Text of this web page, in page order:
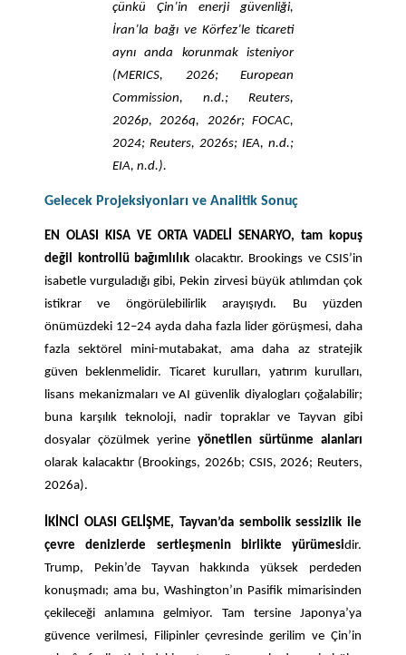
çünkü Çin’in enerji güvenliği,
İran’la bağı ve Körfez’le ticareti
aynı anda korunmak isteniyor
(MERICS, 2026; European
Commission, n.d.; Reuters,
2026p, 2026q, 2026r; FOCAC,
2024; Reuters, 2026s; IEA, n.d.;
EIA, n.d.).
Gelecek Projeksiyonları ve Analitik Sonuç
EN OLASI KISA VE ORTA VADELİ SENARYO, tam kopuş
değil kontrollü bağımlılık olacaktır. Brookings ve CSIS’in
isabetle vurguladığı gibi, Pekin zirvesi büyük atılımdan çok
istikrar ve öngörülebilirlik arayışıydı. Bu yüzden
önümüzdeki 12–24 ayda daha fazla lider görüşmesi, daha
fazla sektörel mini-mutabakat, ama daha az stratejik
güven beklenmelidir. Ticaret kurulları, yatırım kurulları,
lisans mekanizmaları ve AI güvenlik diyalogları çoğalabilir;
buna karşılık teknoloji, nadir topraklar ve Tayvan gibi
dosyalar çözülmek yerine yönetilen sürtünme alanları
olarak kalacaktır (Brookings, 2026b; CSIS, 2026; Reuters,
2026a).
İKİNCİ OLASI GELİŞME, Tayvan’da sembolik sessizlik ile
çevre denizlerde sertleşmenin birlikte yürümesidir.
Trump, Pekin’de Tayvan hakkında yüksek perdeden
konuşmadı; ama bu, Washington’ın Pasifik mimarisinden
çekileceği anlamına gelmiyor. Tam tersine Japonya’ya
güvence verilmesi, Filipinler çevresinde gerilim ve Çin’in